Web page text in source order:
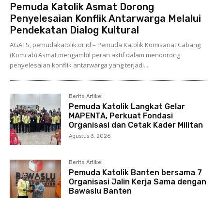
Pemuda Katolik Asmat Dorong
Penyelesaian Konflik Antarwarga Melalui
Pendekatan Dialog Kultural
AGATS, pemudakatolik.or.id – Pemuda Katolik Komisariat Cabang
(Komcab) Asmat mengambil peran aktif dalam mendorong
penyelesaian konflik antarwarga yang terjadi...
Berita Artikel
Pemuda Katolik Langkat Gelar
MAPENTA, Perkuat Fondasi
Organisasi dan Cetak Kader Militan
Agustus 3, 2026
Berita Artikel
Pemuda Katolik Banten bersama 7
Organisasi Jalin Kerja Sama dengan
Bawaslu Banten